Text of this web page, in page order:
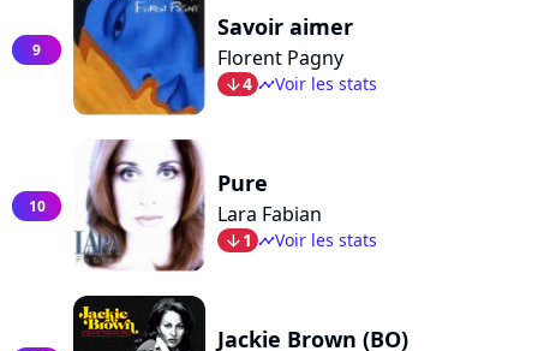
9
Savoir aimer
Florent Pagny
arrow_bot4 timelineVoir les stats
10
Pure
Lara Fabian
arrow_bot1 timelineVoir les stats
Jackie Brown (BO)